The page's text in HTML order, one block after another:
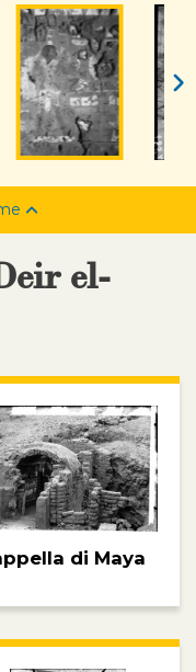
el-
di Maya